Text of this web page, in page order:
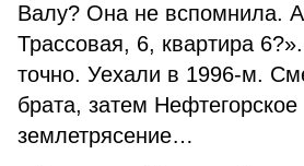
Валу? Она не вспомнила.
Трассовая, 6, квартира
точно. Уехали в 1996-м.
брата, затем Нефтегорское
землетрясение…